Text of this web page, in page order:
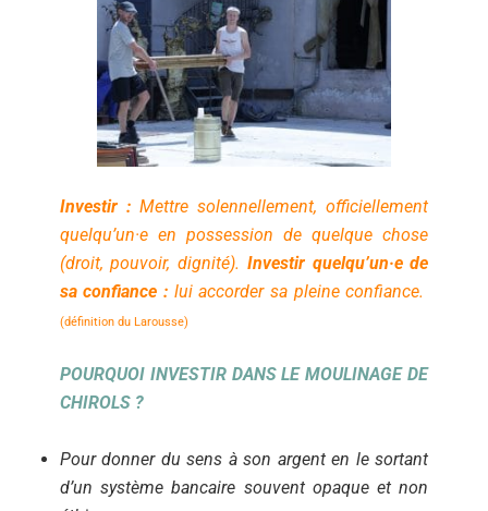
Investir: Mettre solennellement, officiellement
quelqu’un·e en possession de quelque chose
(droit, pouvoir, dignité). Investir quelqu’un·e de
sa confiance : lui accorder sa pleine confiance.
(définition du Larousse)
POURQUOI INVESTIR DANS LE MOULINAGE DE
CHIROLS ?
Pour donner du sens à son argent en le sortant
d’un système bancaire souvent opaque et non